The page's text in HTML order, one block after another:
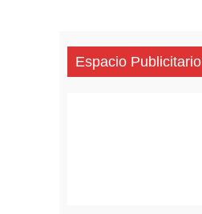
Espacio Publicitario